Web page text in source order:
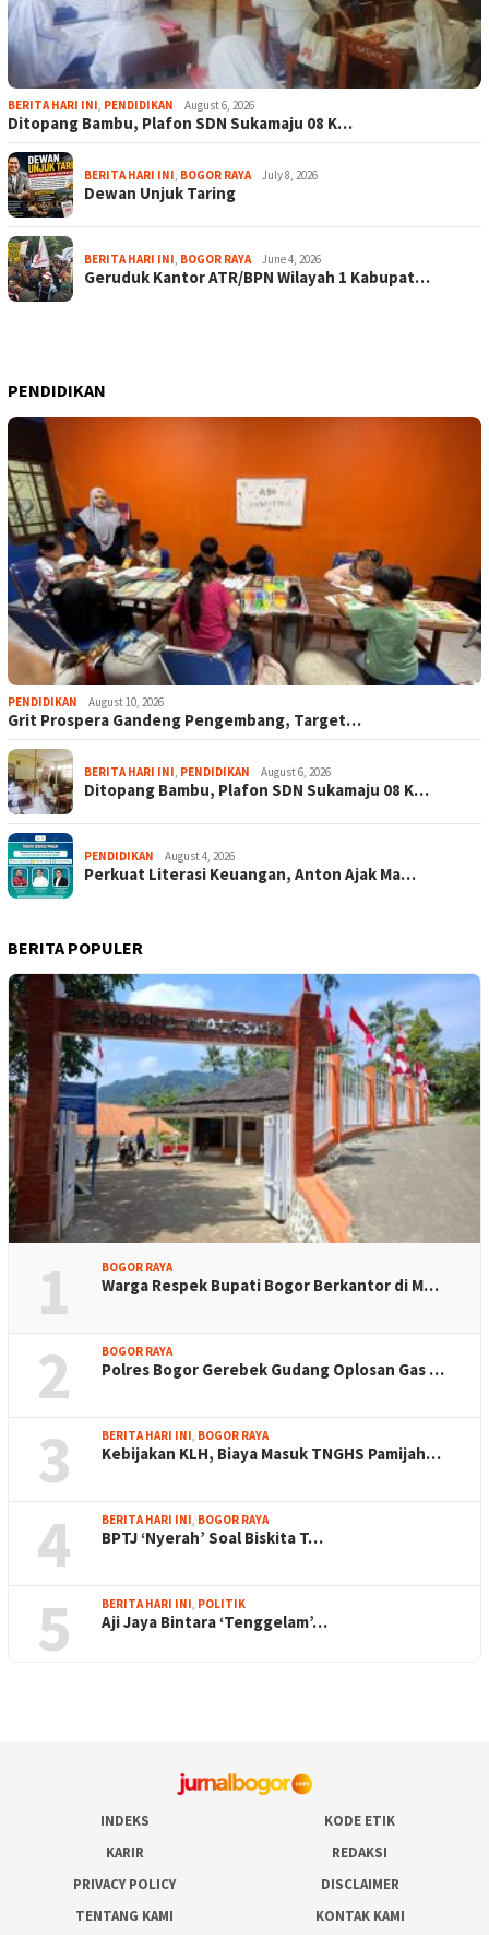
BERITA HARI INI, PENDIDIKAN August 6, 2026
Ditopang Bambu, Plafon SDN Sukamaju 08 K…
BERITA HARI INI, BOGOR RAYA July 8, 2026
Dewan Unjuk Taring
BERITA HARI INI, BOGOR RAYA June 4, 2026
Geruduk Kantor ATR/BPN Wilayah 1 Kabupat…
PENDIDIKAN
PENDIDIKAN August 10, 2026
Grit Prospera Gandeng Pengembang, Target…
BERITA HARI INI, PENDIDIKAN August 6, 2026
Ditopang Bambu, Plafon SDN Sukamaju 08 K…
PENDIDIKAN August 4, 2026
Perkuat Literasi Keuangan, Anton Ajak Ma…
BERITA POPULER
1 BOGOR RAYA
Warga Respek Bupati Bogor Berkantor di M…
2 BOGOR RAYA
Polres Bogor Gerebek Gudang Oplosan Gas …
3 BERITA HARI INI, BOGOR RAYA
Kebijakan KLH, Biaya Masuk TNGHS Pamijah…
4 BERITA HARI INI, BOGOR RAYA
BPTJ ‘Nyerah’ Soal Biskita T…
5 BERITA HARI INI, POLITIK
Aji Jaya Bintara ‘Tenggelam’…
INDEKS
KODE ETIK
KARIR
REDAKSI
PRIVACY POLICY
DISCLAIMER
TENTANG KAMI
KONTAK KAMI